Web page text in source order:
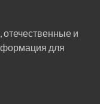
и
для